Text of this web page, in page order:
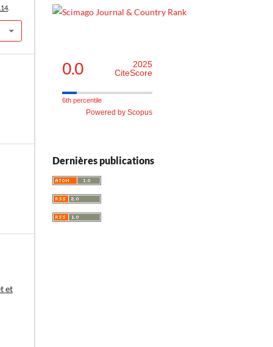
.
et
0.0
2025
CiteScore
6th percentile
Powered by Scopus
Dernières publications